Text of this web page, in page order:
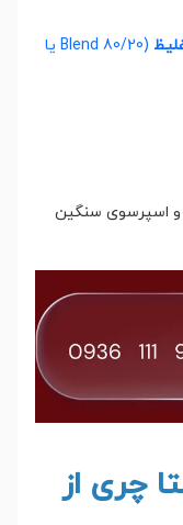
(Blend 80/20 یا
و اسپرسوی سنگین
چری از